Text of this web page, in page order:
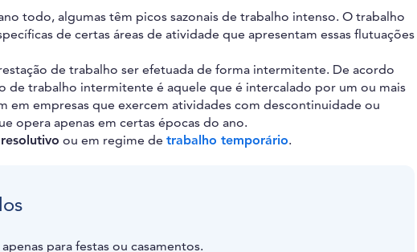
todo, algumas têm picos sazonais de trabalho intenso. O trabalho
de certas áreas de atividade que apresentam essas flutuações
de trabalho ser efetuada de forma intermitente. De acordo
de trabalho intermitente é aquele que é intercalado por um ou mais
empresas que exercem atividades com descontinuidade ou
opera apenas em certas épocas do ano.
ou em regime de trabalho temporário.
para festas ou casamentos.